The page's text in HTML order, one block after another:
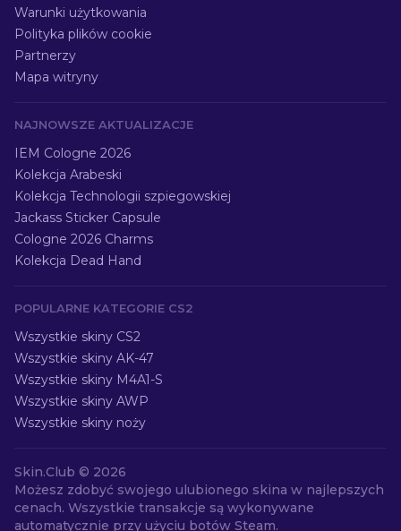
Warunki użytkowania
Polityka plików cookie
Partnerzy
Mapa witryny
NAJNOWSZE AKTUALIZACJE
IEM Cologne 2026
Kolekcja Arabeski
Kolekcja Technologii szpiegowskiej
Jackass Sticker Capsule
Cologne 2026 Charms
Kolekcja Dead Hand
POPULARNE KATEGORIE CS2
Wszystkie skiny CS2
Wszystkie skiny AK-47
Wszystkie skiny M4A1-S
Wszystkie skiny AWP
Wszystkie skiny noży
Skin.Club © 2026
Możesz zdobyć swojego ulubionego skina w najlepszych
cenach. Wszystkie transakcje są wykonywane
automatycznie przy użyciu botów Steam.